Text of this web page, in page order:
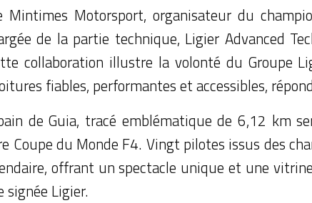
Mintimes Motorsport, organisateur du
de la partie technique, Ligier Advanced
collaboration illustre la volonté du Groupe
fiables, performantes et accessibles,
de Guia, tracé emblématique de 6,12 km
Coupe du Monde F4. Vingt pilotes issus des
offrant un spectacle unique et une
signée Ligier.